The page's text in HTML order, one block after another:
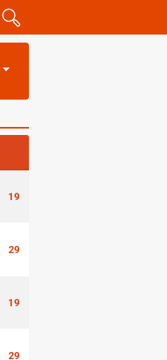
19
29
19
29